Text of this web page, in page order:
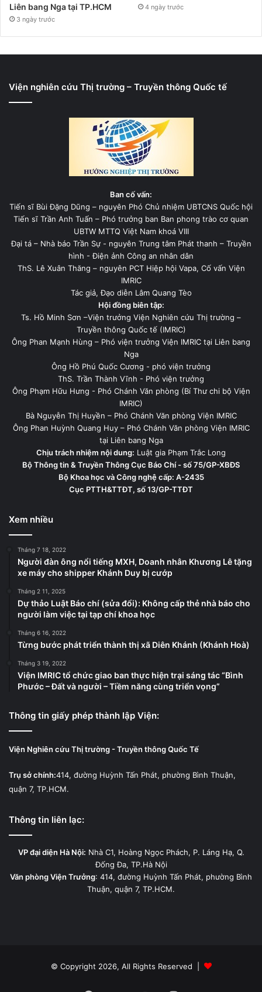
Liên bang Nga tại TP.HCM
3 ngày trước
4 ngày trước
Viện nghiên cứu Thị trường – Truyền thông Quốc tế
Ban cố vấn:
Tiến sĩ Bùi Đặng Dũng – nguyên Phó Chủ nhiệm UBTCNS Quốc hội
Tiến sĩ Trần Anh Tuấn – Phó trưởng ban Ban phong trào cơ quan
UBTW MTTQ Việt Nam khoá VIII
Đại tá – Nhà báo Trần Sự - nguyên Trung tâm Phát thanh – Truyền
hình - Điện ảnh Công an nhân dân
ThS. Lê Xuân Thăng – nguyên PCT Hiệp hội Vapa, Cố vấn Viện
IMRIC
Tác giả, Đạo diễn Lâm Quang Tèo
Hội đồng biên tập:
Ts. Hồ Minh Sơn –Viện trưởng Viện Nghiên cứu Thị trường –
Truyền thông Quốc tế (IMRIC)
Ông Phan Mạnh Hùng – Phó viện trưởng Viện IMRIC tại Liên bang
Nga
Ông Hồ Phú Quốc Cương - phó viện trưởng
ThS. Trần Thành Vĩnh - Phó viện trưởng
Ông Phạm Hữu Hưng - Phó Chánh Văn phòng (Bí Thư chi bộ Viện
IMRIC)
Bà Nguyễn Thị Huyền – Phó Chánh Văn phòng Viện IMRIC
Ông Phan Huỳnh Quang Huy – Phó Chánh Văn phòng Viện IMRIC
tại Liên bang Nga
Chịu trách nhiệm nội dung: Luật gia Phạm Trắc Long
Bộ Thông tin & Truyền Thông Cục Báo Chí - số 75/GP-XBĐS
Bộ Khoa học và Công nghệ cấp: A-2435
Cục PTTH&TTĐT, số 13/GP-TTĐT
Xem nhiều
Tháng 7 18, 2022
Người đàn ông nổi tiếng MXH, Doanh nhân Khương Lê tặng
xe máy cho shipper Khánh Duy bị cướp
Tháng 2 11, 2025
Dự thảo Luật Báo chí (sửa đổi): Không cấp thẻ nhà báo cho
người làm việc tại tạp chí khoa học
Tháng 6 16, 2022
Từng bước phát triển thành thị xã Diên Khánh (Khánh Hoà)
Tháng 3 19, 2022
Viện IMRIC tổ chức giao ban thực hiện trại sáng tác “Bình
Phước – Đất và người – Tiềm năng cùng triển vọng”
Thông tin giấy phép thành lập Viện:
Viện Nghiên cứu Thị trường - Truyền thông Quốc Tế
Trụ sở chính:414, đường Huỳnh Tấn Phát, phường Bình Thuận,
quận 7, TP.HCM.
Thông tin liên lạc:
VP đại diện Hà Nội: Nhà C1, Hoàng Ngọc Phách, P. Láng Hạ, Q.
Đống Đa, TP.Hà Nội
Văn phòng Viện Trưởng: 414, đường Huỳnh Tấn Phát, phường Bình
Thuận, quận 7, TP.HCM.
© Copyright 2026, All Rights Reserved |